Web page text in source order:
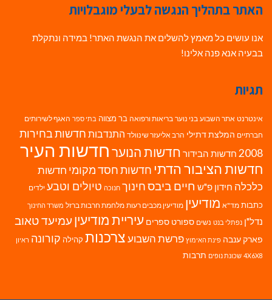
האתר בתהליך הנגשה לבעלי מוגבלויות
אנו עושים כל מאמץ להשלים את הנגשת האתר! במידה ונתקלת
בבעיה אנא פנה אלינו!
תגיות
אינטרנט אתר השבוע בני נוער בריאות ורפואה בר מצווה בתי ספר האגף לשירותים
חברתיים המלצת דתילי הרב אליעזר שינוולד התנדבות חדשות בחירות
2008 חדשות הבידור חדשות הנוערחדשות העיר
חדשות הציבור הדתי חדשות חסד מקומי חדשות
כלכלה חידון פ"ש חיים ביבסחינוך חנוכה טיולים וטבע ילדים
כתבות מד"א מודיעין מודיעין מכבים רעות מלחמת חרבות ברזל משרד החינוך
נדל"ן נפתלי בנט נשים ספורט ספרים עיריית מודיעין עמיעד טאוב
פארק ענבה פינת האימוץ פרשת השבועצרכנות קהילה קורונה ראיון
4X6X8 שכונת נופים תרבות